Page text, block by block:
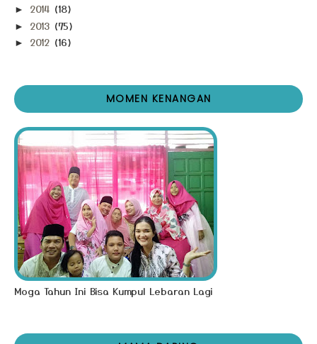
► 2014 (18)
► 2013 (75)
► 2012 (16)
MOMEN KENANGAN
Moga Tahun Ini Bisa Kumpul Lebaran Lagi